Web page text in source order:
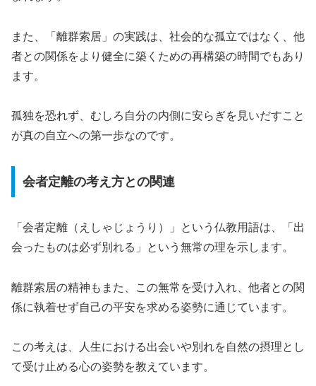
また、「離群索居」の実践は、社会的な孤立ではなく、他
者との関係をより健全に築くための再構築の時間でもあり
ます。
孤独を恐れず、むしろ自分の内側に安らぎを見いだすこと
が真の自立への第一歩なのです。
会者定離の考え方との関連
「会者定離（えしゃじょうり）」という仏教用語は、「出
会ったものは必ず別れる」という無常の理を示します。
離群索居の精神もまた、この無常を受け入れ、他者との関
係に執着せず自己の平安を求める姿勢に通じています。
この考えは、人生における出会いや別れを自然の摂理とし
て受け止める心の姿勢を教えています。